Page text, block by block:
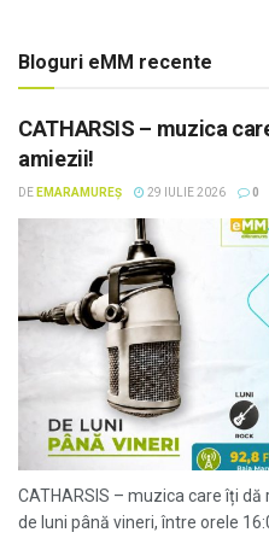
Bloguri eMM recente
CATHARSIS – muzica
amiezii!
DE EMARAMUREȘ 29 IULIE 2026 0
CATHARSIS – muzica care îți
de luni până vineri, între orele